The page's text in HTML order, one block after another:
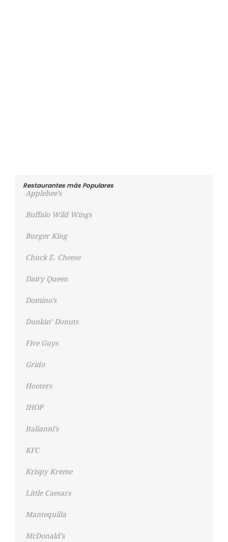
Restaurantes más Populares
Applebee’s
Buffalo Wild Wings
Burger King
Chuck E. Cheese
Dairy Queen
Domino’s
Dunkin’ Donuts
Five Guys
Grido
Hooters
IHOP
Italianni’s
KFC
Krispy Kreme
Little Caesars
Mantequilla
McDonald’s